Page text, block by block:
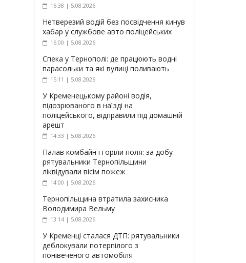
16:38 | 5.08.2026
Нетверезий водій без посвідчення кинув
хабар у службове авто поліцейських
16:00 | 5.08.2026
Спека у Тернополі: де працюють водні
парасольки та які вулиці поливають
15:11 | 5.08.2026
У Кременецькому районі водія,
підозрюваного в наїзді на
поліцейського, відправили під домашній
арешт
14:33 | 5.08.2026
Палав комбайн і горіли поля: за добу
рятувальники Тернопільщини
ліквідували вісім пожеж
14:00 | 5.08.2026
Тернопільщина втратила захисника
Володимира Вельму
13:14 | 5.08.2026
У Кременці сталася ДТП: рятувальники
деблокували потерпілого з
понівеченого автомобіля